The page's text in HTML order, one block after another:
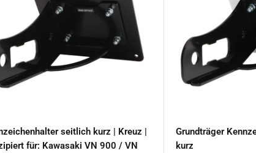
seitlich kurz | Kreuz |
für: Kawasaki VN 900 / VN
Grundträger
kurz